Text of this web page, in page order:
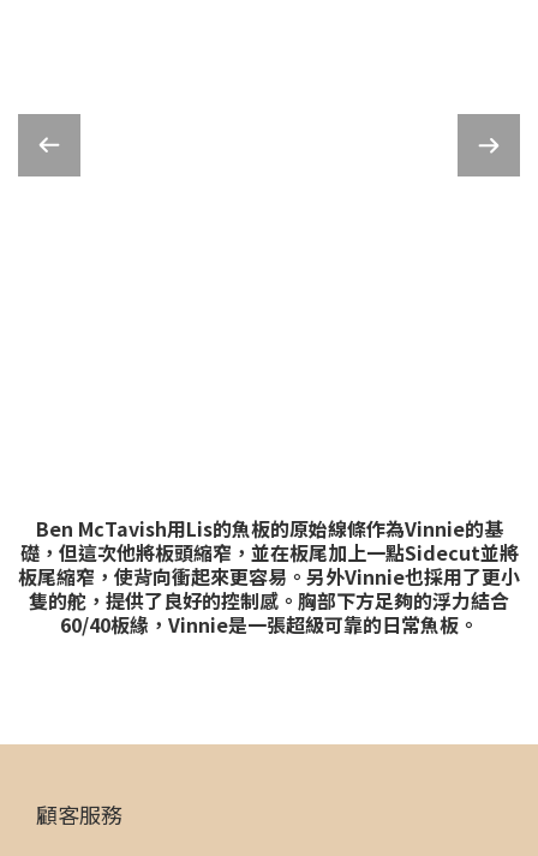
Ben McTavish用Lis的魚板的原始線條作為Vinnie的基
礎，但這次他將板頭縮窄，並在板尾加上一點Sidecut並將
板尾縮窄，使背向衝起來更容易。另外Vinnie也採用了更小
隻的舵，提供了良好的控制感。胸部下方足夠的浮力結合
60/40板緣，Vinnie是一張超級可靠的日常魚板。
顧客服務